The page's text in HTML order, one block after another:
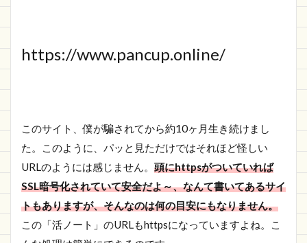
https://www.pancup.online/
このサイト、僕が騙されてから約10ヶ月生き続けまし
た。
このように、パッと見ただけではそれほど怪しい
URLのようには感じません。 頭にhttpsがついていれば
SSL暗号化されていて安全だよ～、なんて書いてあるサイ
トもありますが、そんなのは何の目安にもなりません。
この「活ノート」のURLもhttpsになっていますよね。こ